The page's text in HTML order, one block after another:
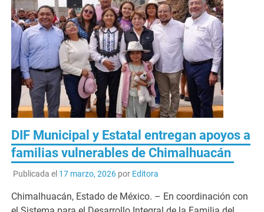
DIF Municipal y Estatal entregan apoyos a
familias vulnerables de Chimalhuacán
Publicada el 17 marzo, 2026por Editora
Chimalhuacán, Estado de México. – En coordinación con